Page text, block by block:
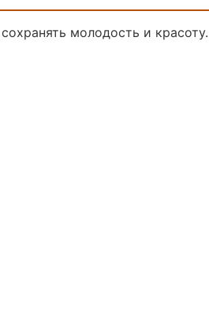
молодость и красоту.